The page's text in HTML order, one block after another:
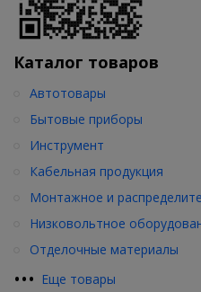
Каталог товаров
••• Еще товары
Автотовары
Бытовые приборы
Инструмент
Кабельная продукция
Монтажное и
Низковольтное
Отделочные материалы